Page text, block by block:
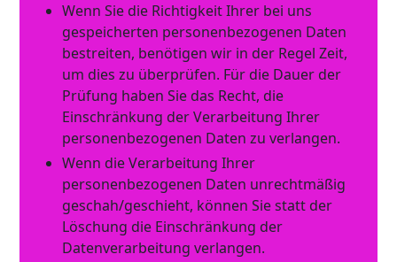
Wenn Sie die Richtigkeit Ihrer bei uns
gespeicherten personenbezogenen Daten
bestreiten, benötigen wir in der Regel Zeit,
um dies zu überprüfen. Für die Dauer der
Prüfung haben Sie das Recht, die
Einschränkung der Verarbeitung Ihrer
personenbezogenen Daten zu verlangen.
Wenn die Verarbeitung Ihrer
personenbezogenen Daten unrechtmäßig
geschah/geschieht, können Sie statt der
Löschung die Einschränkung der
Datenverarbeitung verlangen.